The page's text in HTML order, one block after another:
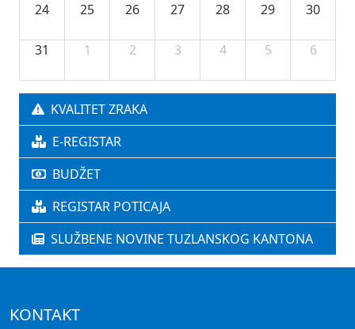
24 25 26 27 28 29 30
31 1 2 3 4 5 6
KVALITET ZRAKA
E-REGISTAR
BUDŽET
REGISTAR POTICAJA
SLUŽBENE NOVINE TUZLANSKOG KANTONA
KONTAKT